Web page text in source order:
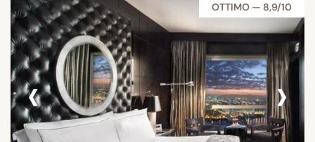
OTTIMO — 8,9/10
‹ ›